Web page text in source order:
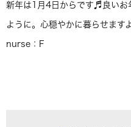
新年は1月4日からです♬良いお
ように。心穏やかに暮らせます
nurse：F